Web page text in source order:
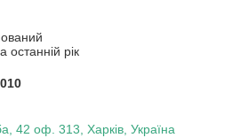
останній рік
42 оф. 313, Харків, Україна